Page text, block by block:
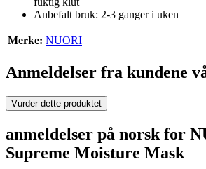
Anbefalt bruk: 2-3 ganger i uken
Merke: NUORI
Anmeldelser fra kundene
Vurder dette produktet
anmeldelser på norsk for
Supreme Moisture Mask